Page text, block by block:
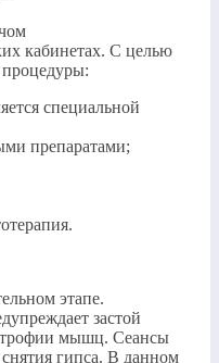
кабинетах. С целью
специальной
препаратами;
этапе.
застой
мышц. Сеансы
гипса. В данном